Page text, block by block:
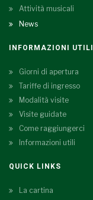
Attività musicali
News
INFORMAZIONI UTILI
Giorni di apertura
Tariffe di ingresso
Modalità visite
Visite guidate
Come raggiungerci
Informazioni utili
QUICK LINKS
La cartina